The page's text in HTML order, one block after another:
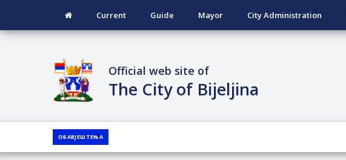
Current Guide Mayor City Administration
Official web site of
The City of Bijeljina
ОБАВЈЕШТЕЊА